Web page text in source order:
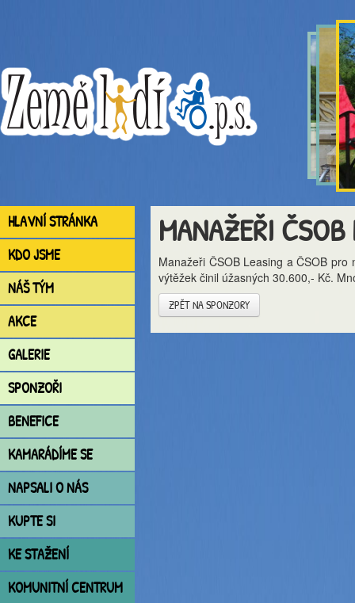
HLAVNÍ STRÁNKA
KDO JSME
NÁŠ TÝM
AKCE
GALERIE
SPONZOŘI
BENEFICE
KAMARÁDÍME SE
NAPSALI O NÁS
KUPTE SI
KE STAŽENÍ
KOMUNITNÍ CENTRUM
MANAŽEŘI
Manažeři ČSOB Leasing a ČSOB
výtěžek činil úžasných 30.600,- Kč.
ZPĚT NA SPONZORY